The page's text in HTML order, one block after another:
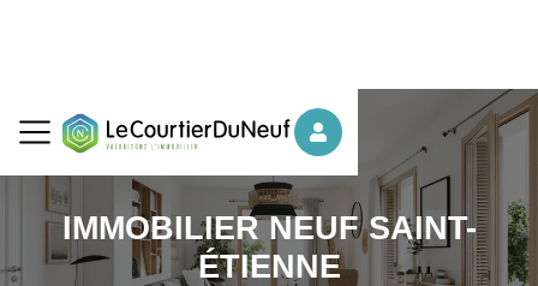
IMMOBILIER NEUF SAINT-
ÉTIENNE